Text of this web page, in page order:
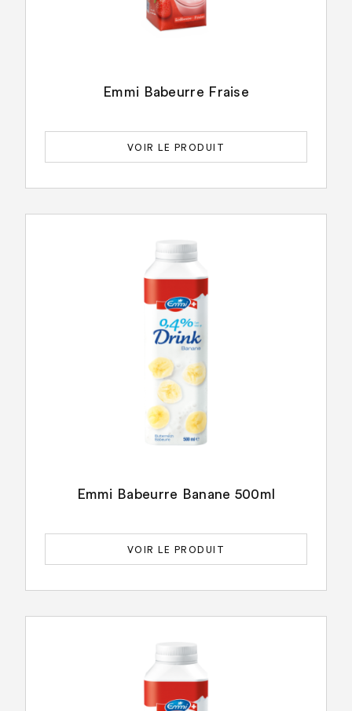
Emmi Babeurre Fraise
VOIR LE PRODUIT
Emmi Babeurre Banane 500ml
VOIR LE PRODUIT